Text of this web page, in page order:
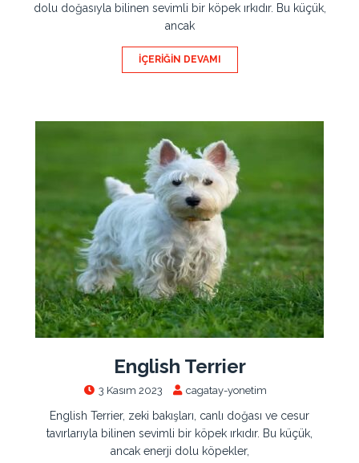
dolu doğasıyla bilinen sevimli bir köpek ırkıdır. Bu küçük,
ancak
İÇERIĞIN DEVAMI
English Terrier
3 Kasım 2023 cagatay-yonetim
English Terrier, zeki bakışları, canlı doğası ve cesur
tavırlarıyla bilinen sevimli bir köpek ırkıdır. Bu küçük,
ancak enerji dolu köpekler,